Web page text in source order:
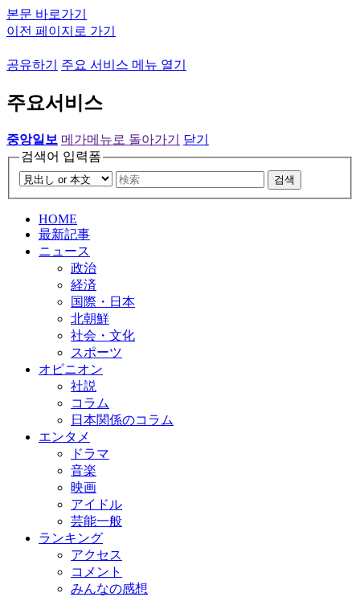
본문 바로가기
이전 페이지로 가기
공유하기 주요 서비스 메뉴 열기
주요서비스
중앙일보 메가메뉴로 돌아가기
닫기
검색어 입력폼
검색
HOME
最新記事
ニュース
政治
経済
国際・日本
北朝鮮
社会・文化
スポーツ
オピニオン
社説
コラム
日本関係のコラム
エンタメ
ドラマ
音楽
映画
アイドル
芸能一般
ランキング
アクセス
コメント
みんなの感想